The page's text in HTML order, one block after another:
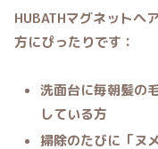
HUBATHマグネットヘ
方にぴったりです：
洗面台に毎朝髪の
している方
掃除のたびに「ヌ